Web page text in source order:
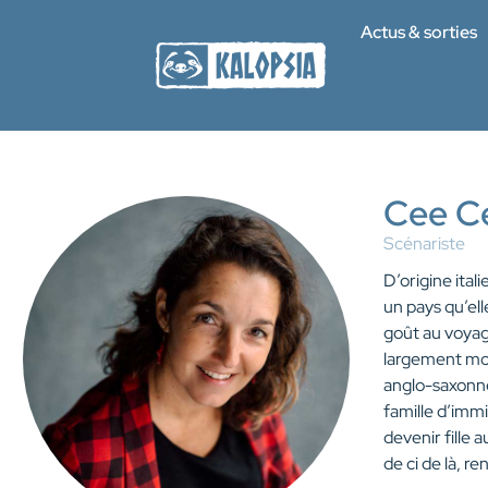
Actus & sorties
Cee
Scénariste
D’origine
un pays
goût au
largement
anglo-
famille
devenir fille
de ci de là,